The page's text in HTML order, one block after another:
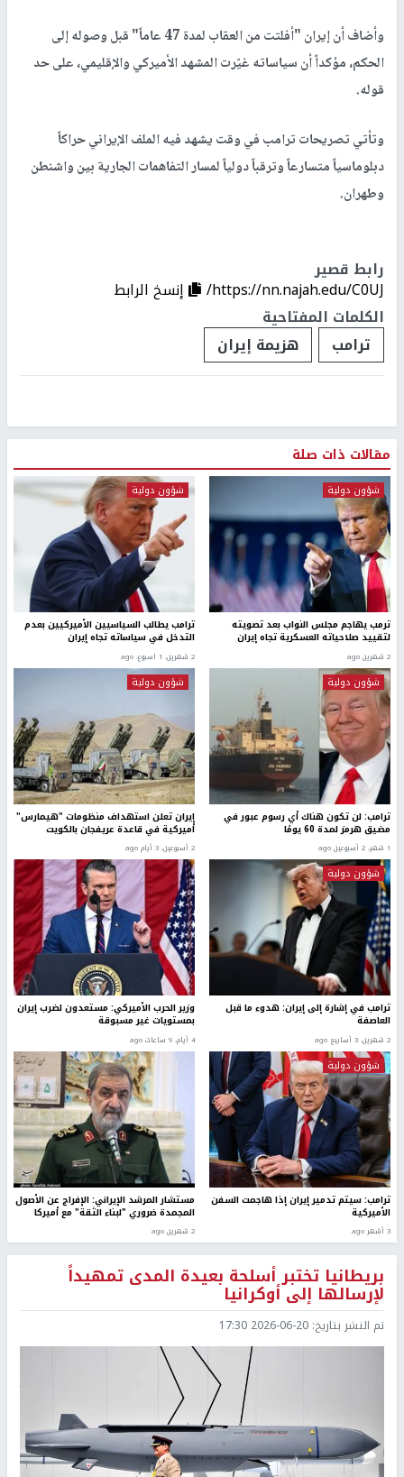
وأضاف أن إيران "أفلتت من العقاب لمدة 47 عاماً" قبل وصوله إلى
الحكم، مؤكداً أن سياساته غيّرت المشهد الأميركي والإقليمي، على حد
قوله.
وتأتي تصريحات ترامب في وقت يشهد فيه الملف الإيراني حراكاً
دبلوماسياً متسارعاً وترقباً دولياً لمسار التفاهمات الجارية بين واشنطن
وطهران.
رابط قصير
https://nn.najah.edu/C0UJ/
إنسخ الرابط
الكلمات المفتاحية
ترامب
هزيمة إيران
مقالات ذات صلة
شؤون دولية
ترمب يهاجم مجلس النواب بعد تصويته
لتقييد صلاحياته العسكرية تجاه إيران
2 شهرين ago
شؤون دولية
ترامب يطالب السياسيين الأميركيين بعدم
التدخل في سياساته تجاه إيران
2 شهرين، 1 اسبوع. ago
شؤون دولية
ترامب: لن تكون هناك أي رسوم عبور في
مضيق هرمز لمدة 60 يومًا
1 شهر، 2 أسبوعين ago
شؤون دولية
إيران تعلن استهداف منظومات "هيمارس"
أميركية في قاعدة عريفجان بالكويت
2 أسبوعين، 3 أيام ago
شؤون دولية
ترامب في إشارة إلى إيران: هدوء ما قبل
العاصفة
2 شهرين، 3 أسابيع ago
وزير الحرب الأميركي: مستعدون لضرب إيران
بمستويات غير مسبوقة
4 أيام، 9 ساعات ago
شؤون دولية
ترامب: سيتم تدمير إيران إذا هاجمت السفن
الأميركية
3 أشهر ago
مستشار المرشد الإيراني: الإفراج عن الأصول
المجمدة ضروري "لبناء الثقة" مع أميركا
2 شهرين ago
بريطانيا تختبر أسلحة بعيدة المدى تمهيداً
لإرسالها إلى أوكرانيا
تم النشر بتاريخ: 2026-06-20 17:30